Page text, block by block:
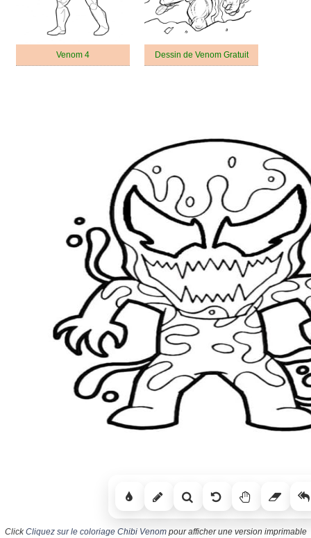
Venom 4 Dessin de Venom Gratuit
ClickCliquez sur le coloriage Chibi Venompour afficher une version imprimable